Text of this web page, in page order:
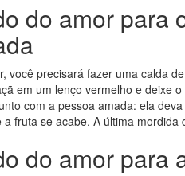
do amor para
você precisará fazer uma calda
em um lenço vermelho e deixe
com a pessoa amada: ela
fruta se acabe. A última mordida
do amor para